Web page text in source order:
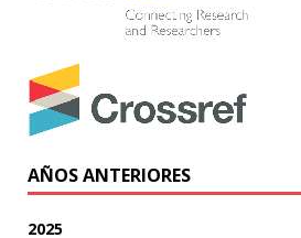
AÑOS ANTERIORES
2025